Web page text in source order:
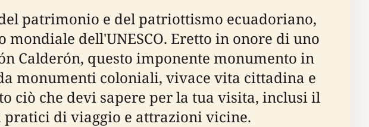
patrimonio e del patriottismo ecuadoriano,
dell'UNESCO. Eretto in onore di uno
Calderón, questo imponente monumento in
monumenti coloniali, vivace vita cittadina e
ciò che devi sapere per la tua visita, inclusi il
di viaggio e attrazioni vicine.